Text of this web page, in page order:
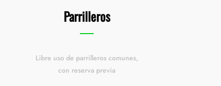
Parrilleros
Libre uso de parrilleros comunes,
con reserva previa